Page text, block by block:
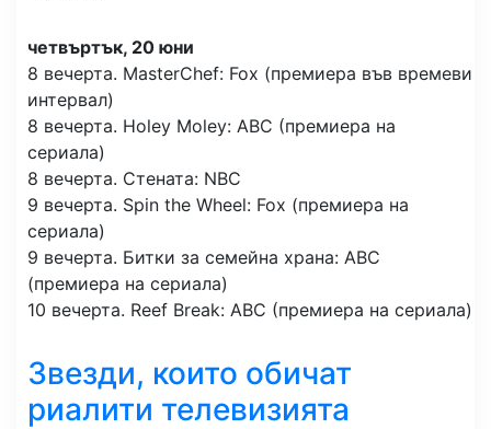
четвъртък, 20 юни
8 вечерта. MasterChef: Fox (премиера във времеви
интервал)
8 вечерта. Holey Moley: ABC (премиера на
сериала)
8 вечерта. Стената: NBC
9 вечерта. Spin the Wheel: Fox (премиера на
сериала)
9 вечерта. Битки за семейна храна: ABC
(премиера на сериала)
10 вечерта. Reef Break: ABC (премиера на сериала)
Звезди, които обичат
риалити телевизията